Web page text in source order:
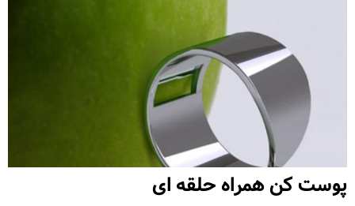
پوست کن همراه حلقه ای